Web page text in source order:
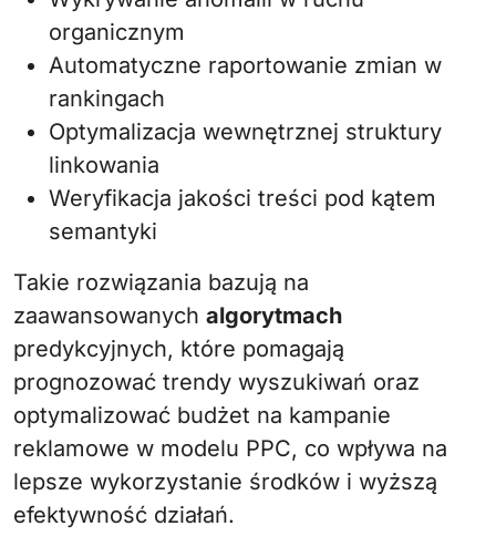
organicznym
Automatyczne raportowanie zmian w
rankingach
Optymalizacja wewnętrznej struktury
linkowania
Weryfikacja jakości treści pod kątem
semantyki
Takie rozwiązania bazują na
zaawansowanych algorytmach
predykcyjnych, które pomagają
prognozować trendy wyszukiwań oraz
optymalizować budżet na kampanie
reklamowe w modelu PPC, co wpływa na
lepsze wykorzystanie środków i wyższą
efektywność działań.